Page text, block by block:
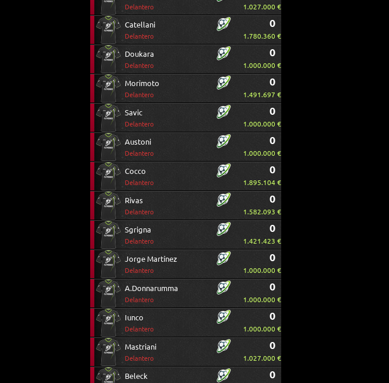
Delantero 1.027.000 €
Catellani
Delantero
0
1.780.360 €
Doukara
Delantero
0
1.000.000 €
Morimoto
Delantero
0
1.491.697 €
Savic
Delantero
0
1.000.000 €
Austoni
Delantero
0
1.000.000 €
Cocco
Delantero
0
1.895.104 €
Rivas
Delantero
0
1.582.093 €
Sgrigna
Delantero
0
1.421.423 €
Jorge Martínez
Delantero
0
1.000.000 €
A.Donnarumma
Delantero
0
1.000.000 €
Iunco
Delantero
0
1.000.000 €
Mastriani
Delantero
0
1.027.000 €
Beleck 0